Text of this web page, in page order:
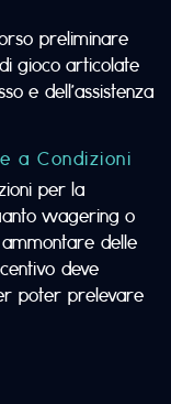
preliminare
gioco articolate
e dell’assistenza
a Condizioni
per la
wagering o
delle
deve
poter prelevare